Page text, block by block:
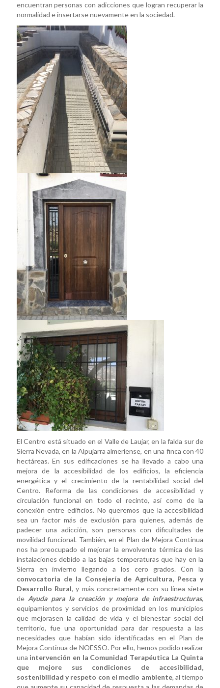
encuentran personas con adicciones que logran recuperar la
normalidad e insertarse nuevamente en la sociedad.
El Centro está situado en el Valle de Laujar, en la falda sur de
Sierra Nevada, en la Alpujarra almeriense, en una finca con 40
hectáreas. En sus edificaciones se ha llevado a cabo una
mejora de la accesibilidad de los edificios, la eficiencia
energética y el crecimiento de la rentabilidad social del
Centro. Reforma de las condiciones de accesibilidad y
circulación funcional en todo el recinto, así como de la
conexión entre edificios. No queremos que la accesibilidad
sea un factor más de exclusión para quienes, además de
padecer una adicción, son personas con dificultades de
movilidad funcional. También, en el Plan de Mejora Continua
nos ha preocupado el mejorar la envolvente térmica de las
instalaciones debido a las bajas temperaturas que hay en la
Sierra en invierno llegando a los cero grados. Con la
convocatoria de la Consejería de Agricultura, Pesca y
Desarrollo Rural, y más concretamente con su línea siete
de Ayuda para la creación y mejora de infraestructuras,
equipamientos y servicios de proximidad en los municipios
que mejorasen la calidad de vida y el bienestar social del
territorio, fue una oportunidad para dar respuesta a las
necesidades que habían sido identificadas en el Plan de
Mejora Continua de NOESSO. Por ello, hemos podido realizar
una intervención en la Comunidad Terapéutica La Quinta
que mejore sus condiciones de accesibilidad,
sostenibilidad y respeto con el medio ambiente, al tiempo